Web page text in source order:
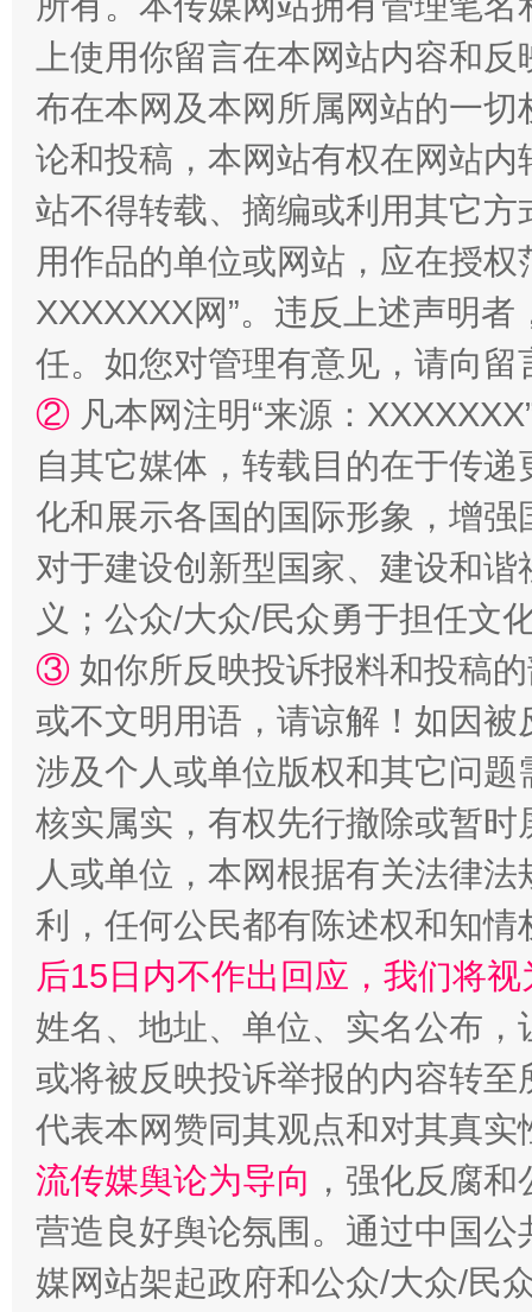
国家大学科技园优化重塑工作
扯下公款旅游的“隐身衣” 如何以
“蜀中异人”王建安的艺术幻境
上使用你留言在本网站内容和
布在本网及本网所属网站的一
论和投稿，本网站有权在网站
站不得转载、摘编或利用其它
用作品的单位或网站，应在授
XXXXXXX网”。违反上述声明
任。如您对管理有意见，请向
② 凡本网注明“来源：
自其它媒体，转载目的在于传
化和展示各国的国际形象，增
对于建设创新型国家、建设和
义；公众/大众/民众勇于担任文
③ 如你所反映投诉报料和投稿
或不文明用语，请谅解！如因
涉及个人或单位版权和其它问题
核实属实，有权先行撤除或暂
人或单位，本网根据有关法律
利，任何公民都有陈述权和知情
后15日内不作出回应，我们将
姓名、地址、单位、实名公布
或将被反映投诉举报的内容转
代表本网赞同其观点和对其真实
流传媒舆论为导向 ，强化反腐
营造良好舆论氛围。通过中国
媒网站架起政府和公众/大众/民